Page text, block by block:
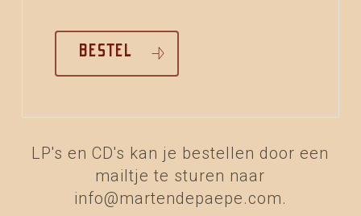
BESTEL
LP's en CD's kan je bestellen door een
mailtje te sturen naar
info@martendepaepe.com.